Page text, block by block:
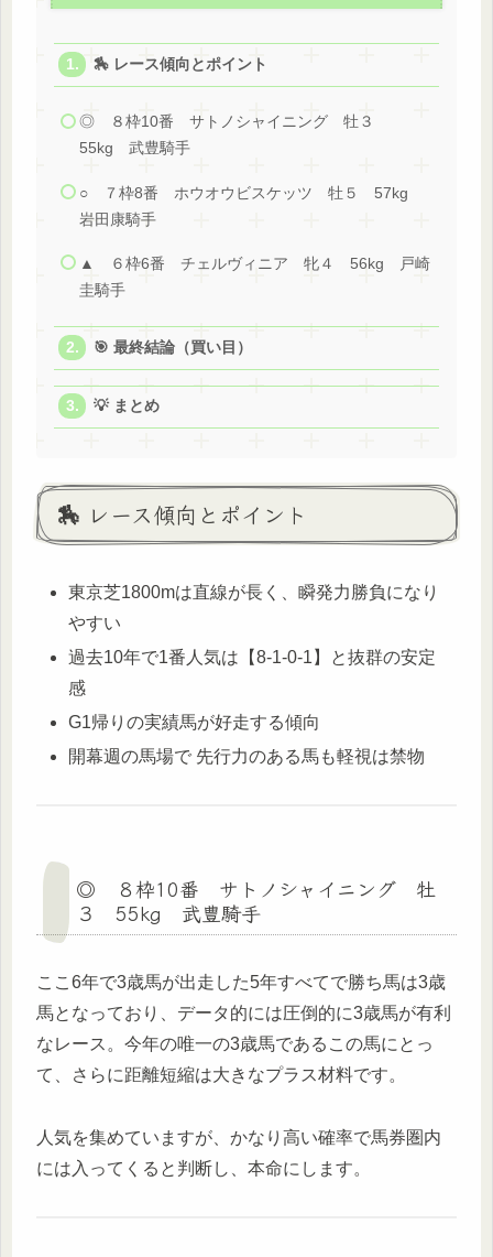
🏇 レース傾向とポイント
◎ ８枠10番 サトノシャイニング 牡３
55kg 武豊騎手
○ ７枠8番 ホウオウビスケッツ 牡５ 57kg
岩田康騎手
▲ ６枠6番 チェルヴィニア 牝４ 56kg 戸崎
圭騎手
🎯 最終結論（買い目）
💡 まとめ
🏇 レース傾向とポイント
東京芝1800mは直線が長く、瞬発力勝負になり
やすい
過去10年で1番人気は【8-1-0-1】と抜群の安定
感
G1帰りの実績馬が好走する傾向
開幕週の馬場で 先行力のある馬も軽視は禁物
◎ ８枠10番 サトノシャイニング 牡
３ 55kg 武豊騎手
ここ6年で3歳馬が出走した5年すべてで勝ち馬は3歳
馬となっており、データ的には圧倒的に3歳馬が有利
なレース。今年の唯一の3歳馬であるこの馬にとっ
て、さらに距離短縮は大きなプラス材料です。
人気を集めていますが、かなり高い確率で馬券圏内
には入ってくると判断し、本命にします。